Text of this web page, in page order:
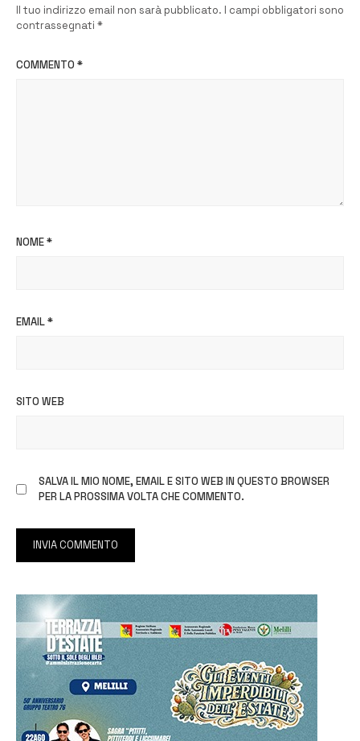
Il tuo indirizzo email non sarà pubblicato. I campi obbligatori sono
contrassegnati *
COMMENTO *
NOME*
EMAIL*
SITO WEB
SALVA IL MIO NOME, EMAIL E SITO WEB IN QUESTO BROWSER
PER LA PROSSIMA VOLTA CHE COMMENTO.